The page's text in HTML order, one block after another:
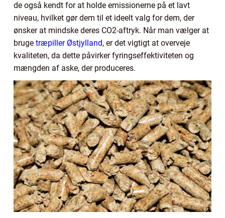
de også kendt for at holde emissionerne på et lavt
niveau, hvilket gør dem til et ideelt valg for dem, der
ønsker at mindske deres CO2-aftryk. Når man vælger at
bruge træpiller Østjylland, er det vigtigt at overveje
kvaliteten, da dette påvirker fyringseffektiviteten og
mængden af aske, der produceres.